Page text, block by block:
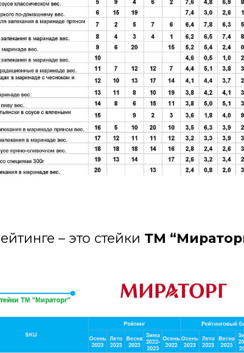
– это стейки ТМ